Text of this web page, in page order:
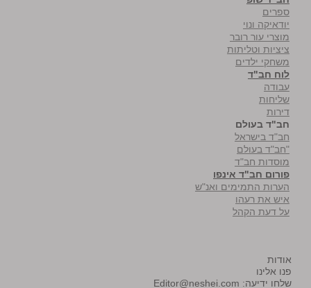
ספרים
יודאיקה ונוי
מוצרי עור רובר
ציציות וטליתות
משחקי ילדים
לוח חב"ד
עבודה
שליחות
דירות
חב"ד בעולם
חב"ד בישראל
"חב"ד בעולם
מוסדות חב"ד
פורום חב"ד אינפו
הערות התמימים ואנ"ש
איש את רעהו
על דעת הקהל
אודות
פנו אלינו
שלחו ידיעה: Editor@neshei.com